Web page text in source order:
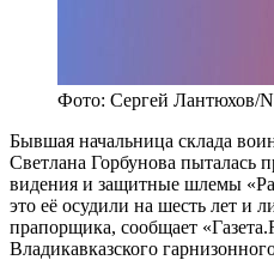
Фото: Сергей Лантюхов/
Бывшая начальница склада
Светлана Горбунова пыталась
видения и защитные шлемы
это её осудили на шесть лет и
прапорщика, сообщает
Владикавказского